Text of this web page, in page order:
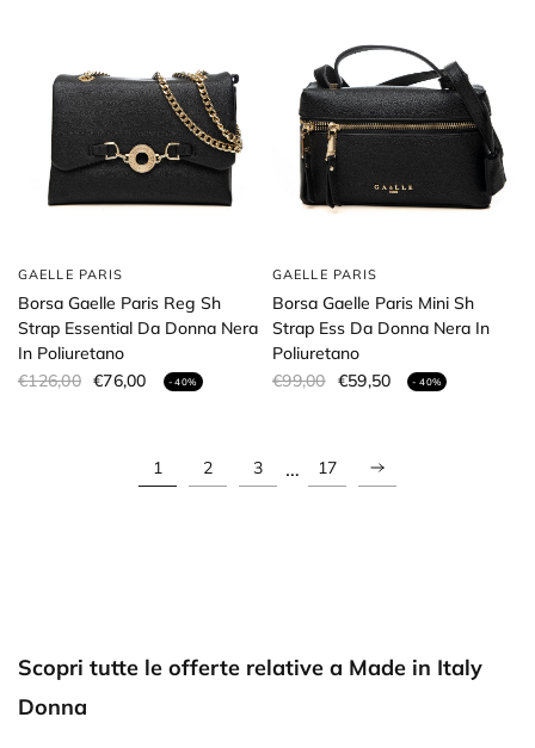
GAELLE PARIS
Borsa Gaelle Paris Reg Sh
Strap Essential Da Donna Nera
In Poliuretano
€126,00 €76,00 - 40%
GAELLE PARIS
Borsa Gaelle Paris Mini Sh
Strap Ess Da Donna Nera In
Poliuretano
€99,00 €59,50 - 40%
1 2 3 … 17
Scopri tutte le offerte relative a Made in Italy
Donna